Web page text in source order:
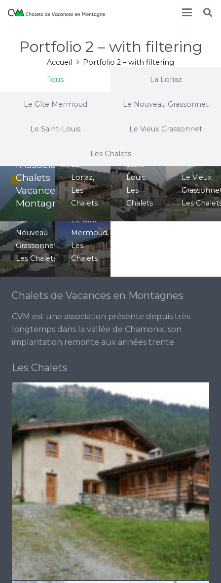
Portfolio 2 – with filtering
Accueil
Portfolio 2 – with filtering
Tous
La Loriaz
Le Gîte Mermoud Le Nouveau Grassonnet
Le Saint-Louis Le Vieux Grassonnet
Les Chalets
Assemblée
l’Association
Chalets
Vacances en
Montagne
La
La
Loriaz,
Les
Chalets
Le
Louis
Le
Saint-
Louis,
Les
Chalets
Le Vieux
Les
Le
Nouveau
Grassonnet
Le
Nouveau
Grassonnet,
Les Chalets
Le Gîte
Mermoud
Le Gîte
Mermoud,
Les
Chalets
Chalets de Vacances en Montagnes
CVM est une association présente depuis très
longtemps dans la vallée de Chamonix, son
implantation remonte aux années trente.
Les Chalets